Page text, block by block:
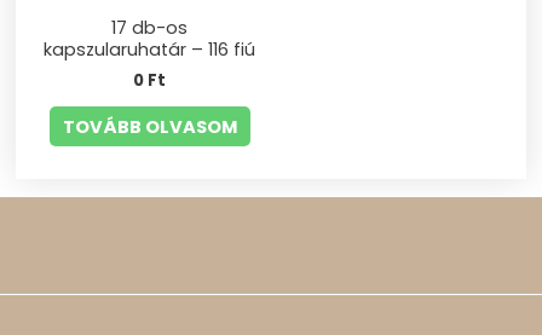
17 db-os
kapszularuhatár – 116 fiú
0 Ft
TOVÁBB OLVASOM